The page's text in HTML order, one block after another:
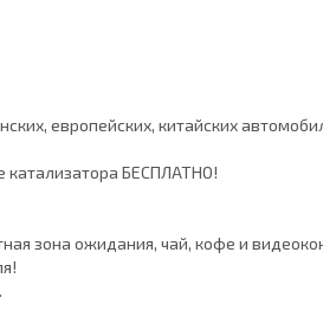
европейских, китайских
катализатора БЕСПЛАТНО!
зона ожидания, чай, кофе и
.